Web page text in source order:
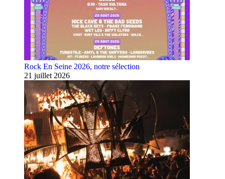
Rock En Seine 2026, notre sélection
21 juillet 2026